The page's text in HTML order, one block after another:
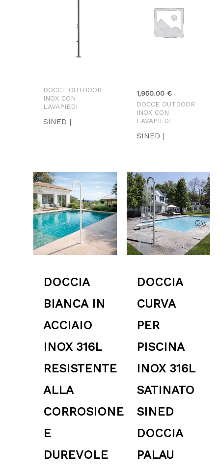
DOCCE OUTDOOR
INOX CON
LAVAPIEDI
SINED |
1,950.00 €
DOCCE OUTDOOR
INOX CON
LAVAPIEDI
SINED |
DOCCIA
BIANCA IN
ACCIAIO
INOX 316L
RESISTENTE
ALLA
CORROSIONE
E
DUREVOLE
Fascia
di
prezzo:
da
2,499.00 €
a
2,999.00 €
DOCCIA
CURVA
PER
PISCINA
INOX 316L
SATINATO
SINED
DOCCIA
PALAU